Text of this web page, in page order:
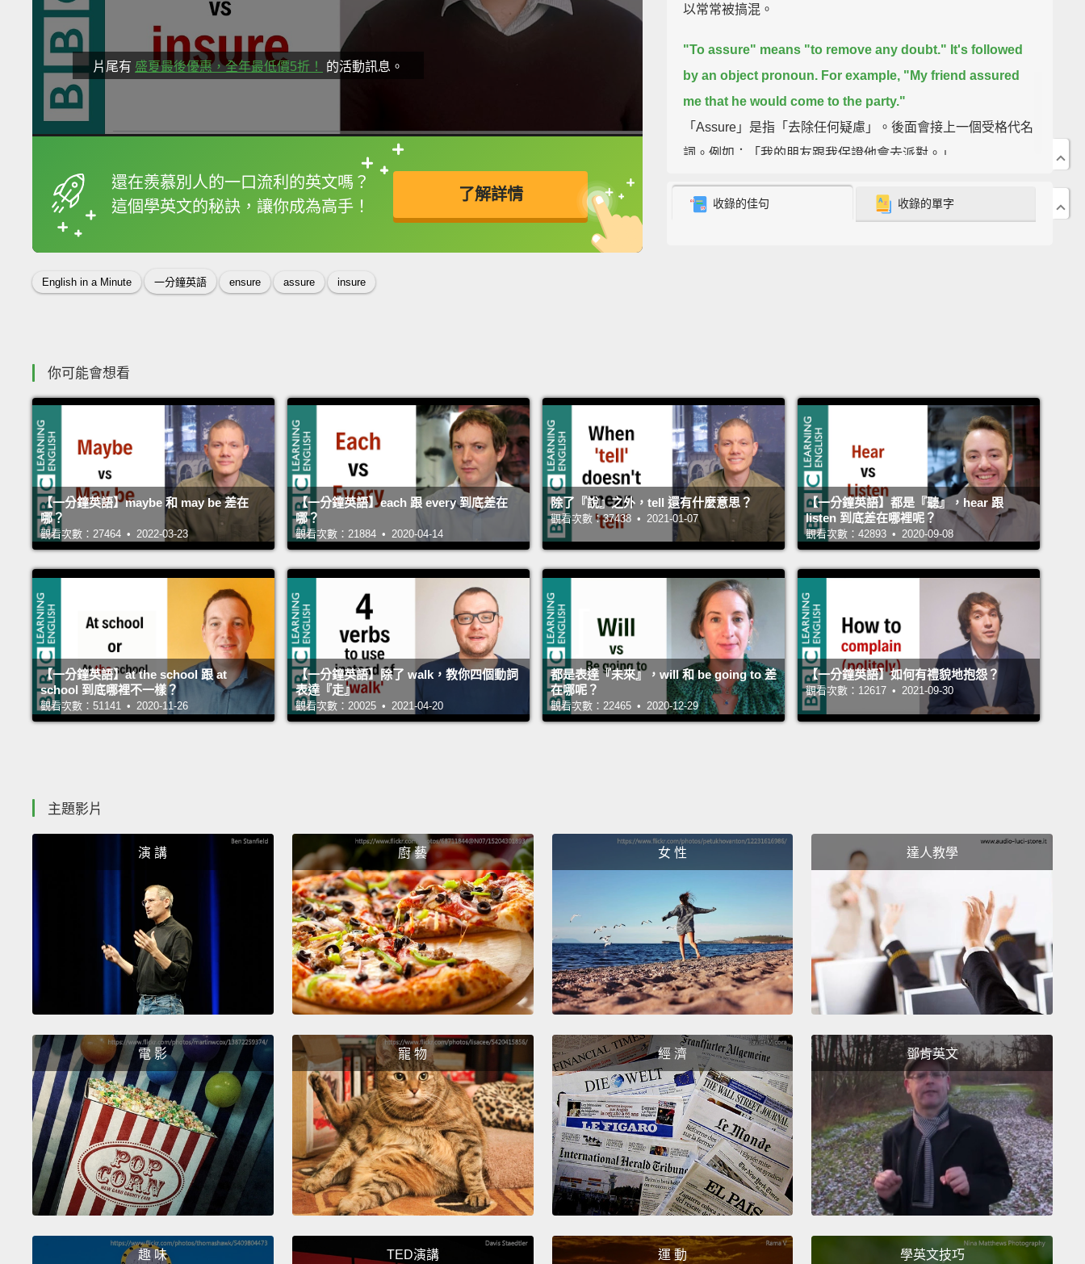
片尾有 盛夏最後優惠，全年最低價5折！ 的活動訊息。
還在羨慕別人的一口流利的英文嗎？
這個學英文的秘訣，讓你成為高手！
了解詳情
框選或點兩下字幕可以直接查字典喔！
英
English in a Minute 一分鐘英語 ensure assure insure
以常常被搞混。
"To assure" means "to remove any doubt." It's followed
by an object pronoun. For example, "My friend assured
me that he would come to the party."
「Assure」是指「去除任何疑慮」。後面會接上一個受格代名
詞。例如：「我的朋友跟我保證他會去派對。」
"To ensure" means "to make sure that something
This verb is not followed by an object
insurance policy."
For example, "I insured my car against
theft."
「Insure」的意思是「運用保險契約保護某樣東西」。例如
說：「我為我的車子投保，避免遭竊。」
收錄的佳句 收錄的單字
你可能會想看
【一分鐘英語】maybe 和 may be 差在
哪？
觀看次數：27464 • 2022-03-23
【一分鐘英語】each 跟 every 到底差在
哪？
觀看次數：21884 • 2020-04-14
除了『說』之外，tell 還有什麼意思？
觀看次數：37438 • 2021-01-07
【一分鐘英語】都是『聽』，hear 跟
listen 到底差在哪裡呢？
觀看次數：42893 • 2020-09-08
【一分鐘英語】at the school 跟 at
school 到底哪裡不一樣？
觀看次數：51141 • 2020-11-26
【一分鐘英語】除了 walk，教你四個動詞
表達『走』
觀看次數：20025 • 2021-04-20
都是表達『未來』，will 和 be going to 差
在哪呢？
觀看次數：22465 • 2020-12-29
【一分鐘英語】如何有禮貌地抱怨？
觀看次數：12617 • 2021-09-30
主題影片
演 講 廚 藝 女 性 達人教學
電 影 寵 物 經 濟 鄧肯英文
趣 味 TED演講 運 動 學英文技巧